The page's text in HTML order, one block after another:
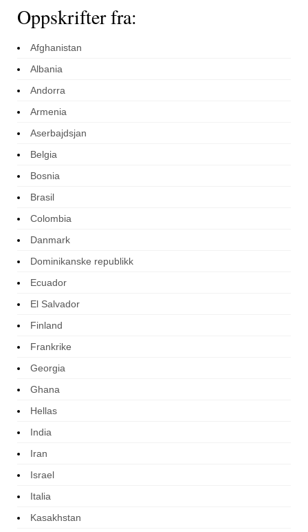
Oppskrifter fra:
Afghanistan
Albania
Andorra
Armenia
Aserbajdsjan
Belgia
Bosnia
Brasil
Colombia
Danmark
Dominikanske republikk
Ecuador
El Salvador
Finland
Frankrike
Georgia
Ghana
Hellas
India
Iran
Israel
Italia
Kasakhstan